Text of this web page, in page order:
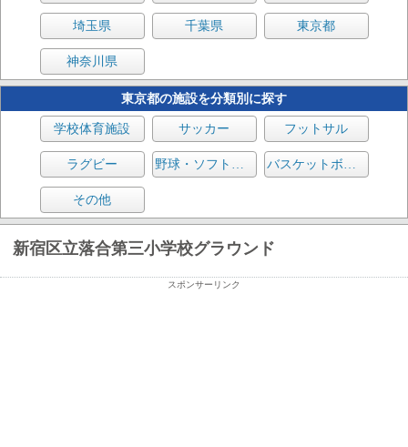
埼玉県 千葉県 東京都
神奈川県
東京都の施設を分類別に探す
学校体育施設 サッカー フットサル
ラグビー 野球・ソフトボール バスケットボール
その他
新宿区立落合第三小学校グラウンド
スポンサーリンク